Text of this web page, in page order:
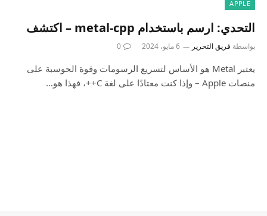
APPLE
التحدي: ارسم باستخدام metal-cpp – اكتشف
بواسطة فريق التحرير 6 مايو، 2024 0
يعتبر Metal هو الأساس لتسريع الرسومات وقوة الحوسبة على
منصات Apple – وإذا كنت معتادًا على لغة C++، فهذا هو…